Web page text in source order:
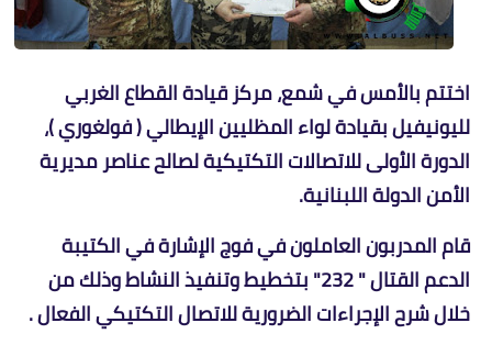
اختتم بالأمس في شمع، مركز قيادة القطاع الغربي
لليونيفيل بقيادة لواء المظليين الإيطالي ( فولغوري )،
الدورة الأولى للاتصالات التكتيكية لصالح عناصر مديرية
الأمن الدولة اللبنانية.
قام المدربون العاملون في فوج الإشارة في الكتيبة
الدعم القتال " 232" بتخطيط وتنفيذ النشاط وذلك من
خلال شرح الإجراءات الضرورية للاتصال التكتيكي الفعال .